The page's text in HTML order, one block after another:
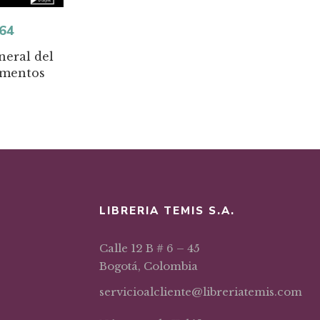
del
LIBRERIA TEMIS S.A.
Calle 12 B # 6 – 45
Bogotá, Colombia
servicioalcliente@libreriatemis.com